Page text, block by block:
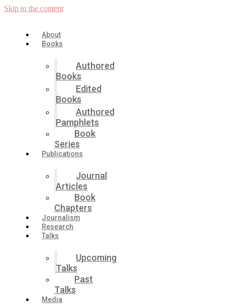
Skip to the content
About
Books
Authored
Books
Edited
Books
Authored
Pamphlets
Book
Series
Publications
Journal
Articles
Book
Chapters
Journalism
Research
Talks
Upcoming
Talks
Past
Talks
Media